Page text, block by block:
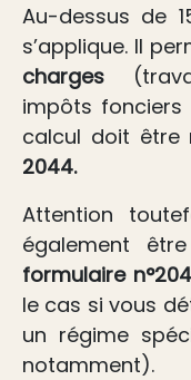
Au-dessus de
s’applique. Il
charges
impôts
calcul doit être
2044.
Attention
également
formulaire
le cas si vous
un régime
notamment).